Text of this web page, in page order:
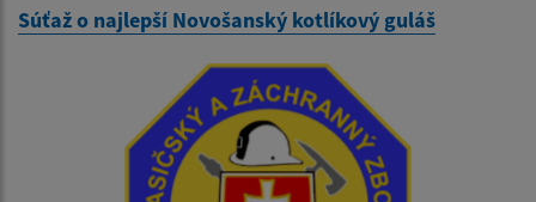
Súťaž o najlepší Novošanský kotlíkový guláš